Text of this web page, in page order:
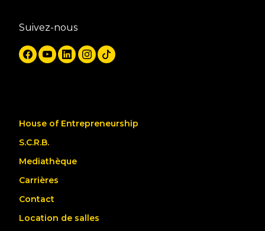
Suivez-nous
House of Entrepreneurship
S.C.R.B.
Mediathèque
Carrières
Contact
Location de salles